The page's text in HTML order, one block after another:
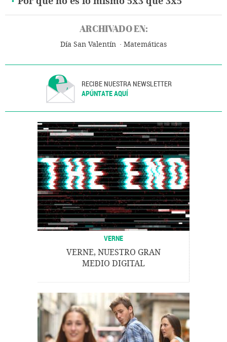
ARCHIVADO EN:
Día San Valentín Matemáticas
RECIBE NUESTRA NEWSLETTER
APÚNTATE AQUÍ
VERNE
VERNE, NUESTRO GRAN
MEDIO DIGITAL